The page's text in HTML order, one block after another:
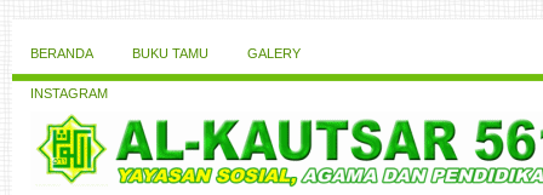
BERANDA BUKU TAMU GALERY
INSTAGRAM